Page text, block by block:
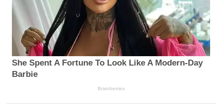
She Spent A Fortune To Look Like A Modern-Day
Barbie
Brainberries